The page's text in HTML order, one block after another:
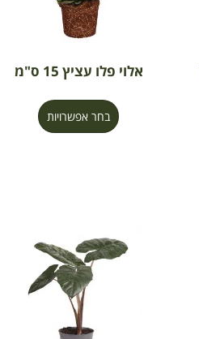
אלוי פלו עציץ 15 ס"מ
בחר אפשרויות